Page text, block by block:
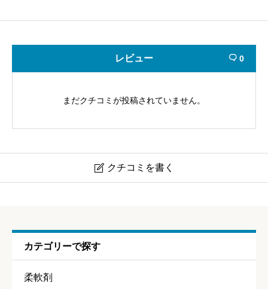
レビュー  0
まだクチコミが投稿されていません。
 クチコミを書く
カテゴリーで探す
柔軟剤